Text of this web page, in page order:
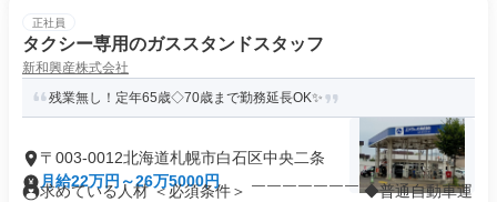
正社員
タクシー専用のガススタンドスタッフ
新和興産株式会社
残業無し！定年65歳◇70歳まで勤務延長OK✨
〒003-0012北海道札幌市白石区中央二条
月給22万円～26万5000円
求めている人材 ＜必須条件＞ ￣￣￣￣￣￣￣ ◆普通自動車運